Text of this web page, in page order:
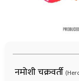
नमोशी चक्रवर्ती